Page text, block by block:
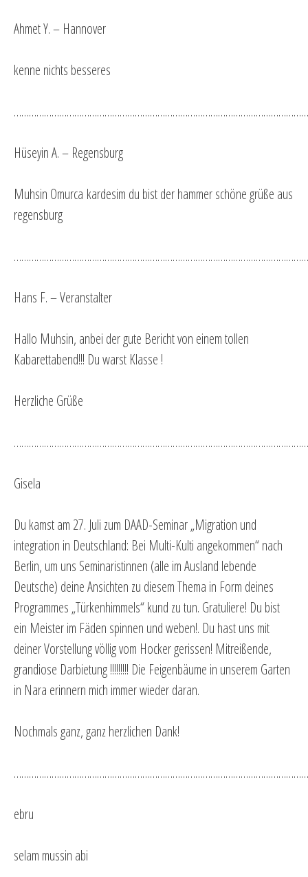
Ahmet Y. – Hannover
kenne nichts besseres
Hüseyin A. – Regensburg
Muhsin Omurca kardesim du bist der hammer schöne grüße aus
regensburg
Hans F. – Veranstalter
Hallo Muhsin, anbei der gute Bericht von einem tollen
Kabarettabend!!! Du warst Klasse !
Herzliche Grüße
Gisela
Du kamst am 27. Juli zum DAAD-Seminar „Migration und
integration in Deutschland: Bei Multi-Kulti angekommen“ nach
Berlin, um uns Seminaristinnen (alle im Ausland lebende
Deutsche) deine Ansichten zu diesem Thema in Form deines
Programmes „Türkenhimmels“ kund zu tun. Gratuliere! Du bist
ein Meister im Fäden spinnen und weben!. Du hast uns mit
deiner Vorstellung völlig vom Hocker gerissen! Mitreißende,
grandiose Darbietung !!!!!!!!! Die Feigenbäume in unserem Garten
in Nara erinnern mich immer wieder daran.
Nochmals ganz, ganz herzlichen Dank!
ebru
selam mussin abi